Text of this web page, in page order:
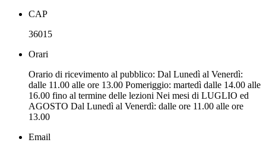
CAP
36015
Orari
Orario di ricevimento al pubblico: Dal Lunedì al Venerdì:
dalle 11.00 alle ore 13.00 Pomeriggio: martedì dalle 14.00 alle
16.00 fino al termine delle lezioni Nei mesi di LUGLIO ed
AGOSTO Dal Lunedì al Venerdì: dalle ore 11.00 alle ore
13.00
Email